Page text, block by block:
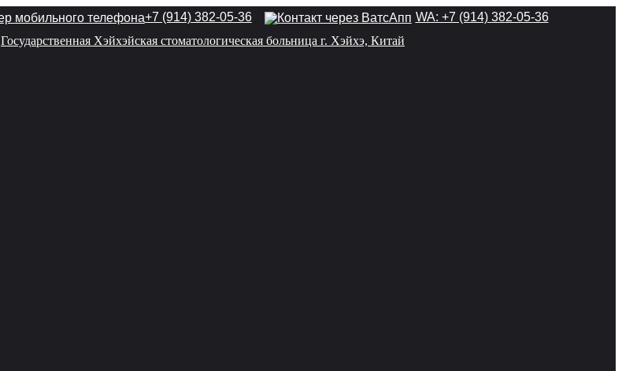
+7 (914) 382-05-36
WA: +7 (914) 382-05-36
Государственная Хэйхэйская стоматологическая больница г. Хэйхэ, Китай